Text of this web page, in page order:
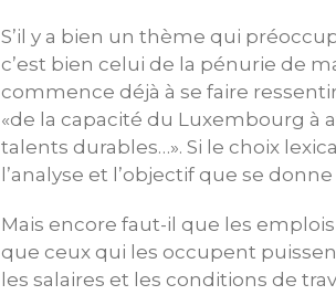
S’il y a bien un thème qui
c’est bien celui de la pénurie de
commence déjà à se faire
«de la capacité du Luxembourg à
talents durables…». Si le choix
l’analyse et l’objectif que se donne
Mais encore faut-il que les
que ceux qui les occupent
les salaires et les conditions de